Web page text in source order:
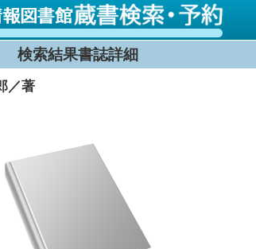
検索結果書誌詳細
／著